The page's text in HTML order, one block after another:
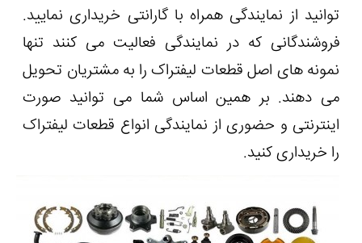
توانید از نمایندگی همراه با گارانتی خریداری نمایید.
فروشندگانی که در نمایندگی فعالیت می‌ کنند تنها
نمونه های اصل قطعات لیفتراک را به مشتریان تحویل
می دهند. بر همین اساس شما می توانید صورت
اینترنتی و حضوری از نمایندگی انواع قطعات لیفتراک
را خریداری کنید.